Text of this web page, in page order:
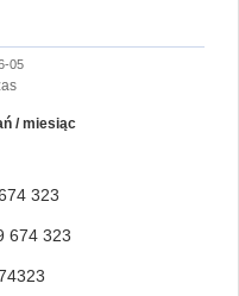
/ miesiąc
05
323
674 323